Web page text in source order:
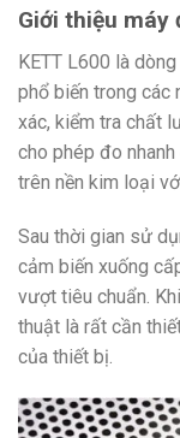
Giới thiệu máy
KETT L600 là
phổ biến trong các
xác, kiểm tra chất
cho phép đo
trên nền kim loại
Sau thời gian sử
cảm biến xuống
vượt tiêu chuẩn.
thuật là rất cần
của thiết bị.